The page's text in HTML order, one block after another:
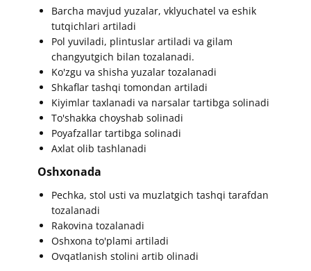
​​​Barcha mavjud yuzalar, vklyuchatel va eshik
tutqichlari artiladi
Pol yuviladi, plintuslar artiladi va gilam
changyutgich bilan tozalanadi.
Ko'zgu va shisha yuzalar tozalanadi
Shkaflar tashqi tomondan artiladi
Kiyimlar taxlanadi va narsalar tartibga solinadi
To'shakka choyshab solinadi
Poyafzallar tartibga solinadi
Axlat olib tashlanadi
Oshxonada
​Pechka, stol usti va muzlatgich tashqi tarafdan
tozalanadi
Rakovina tozalanadi
Oshxona to'plami artiladi
Ovqatlanish stolini artib olinadi